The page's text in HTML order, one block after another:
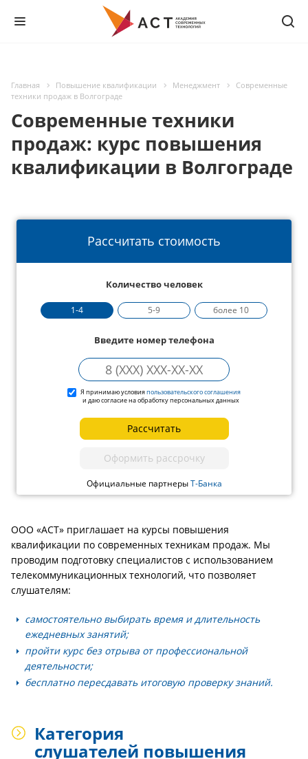
Главная Повышение квалификации Менеджмент
Современные
техники продаж в Волгограде
Современные техники
продаж: курс повышения
квалификации в Волгограде
Рассчитать стоимость
Количество человек
1-4 5-9 более 10
Введите номер телефона
Я принимаю условияпользовательского соглашения
и даю согласие на обработку персональных данных
Рассчитать
Оформить рассрочку
Официальные партнерыТ-Банка
ООО «АСТ» приглашает на курсы повышения
квалификации по современных техникам продаж. Мы
проводим подготовку специалистов с использованием
телекоммуникационных технологий, что позволяет
слушателям:
самостоятельно выбирать время и длительность
ежедневных занятий;
пройти курс без отрыва от профессиональной
деятельности;
бесплатно пересдавать итоговую проверку знаний.
Категория
слушателей повышения